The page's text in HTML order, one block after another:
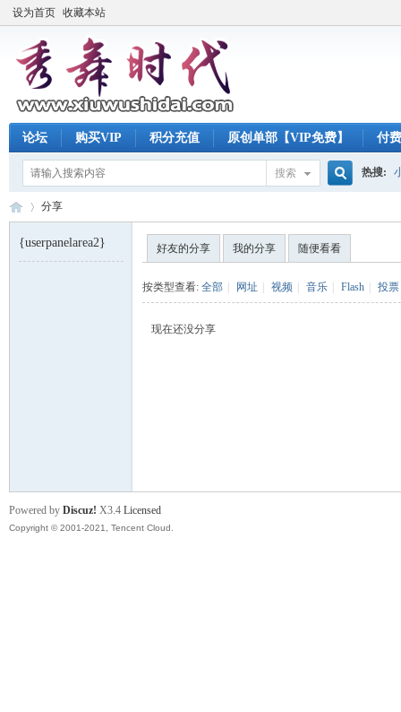
设为首页 收藏本站
论坛 购买VIP 积分充值 原创单部【VIP免费】 付
搜索 热搜:
分享
{userpanelarea2} 好友的分享 我的分享 随便看看
按类型查看: 全部 网址 视频 音乐 Flash 投票
现在还没分享
Powered by Discuz! X3.4 Licensed
Copyright © 2001-2021, Tencent Cloud.